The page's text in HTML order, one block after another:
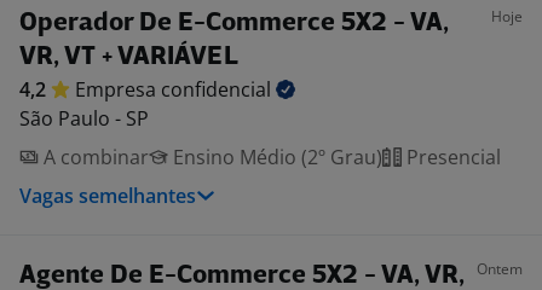
Operador De E-Commerce 5X2 - VA,
VR, VT + VARIÁVEL
Hoje
4,2 Empresa confidencial
São Paulo - SP
A combinar
Ensino Médio (2º Grau)
Presencial
Vagas semelhantes
Agente De E-Commerce 5X2 - VA, VR,
Ontem